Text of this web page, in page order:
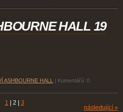
HALL 19
ASHBOURNE HALL Komentářů: 0
1 2 3
následující »